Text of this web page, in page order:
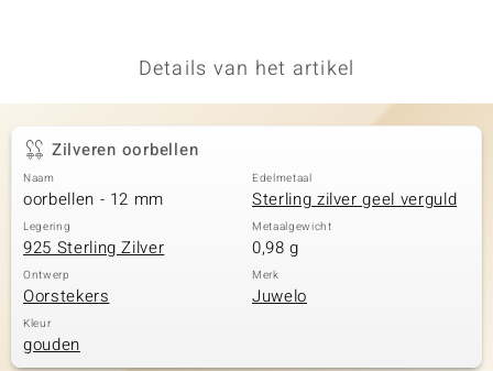
Details van het artikel
Zilveren oorbellen
Naam
oorbellen - 12 mm
Edelmetaal
Sterling zilver geel verguld
Legering
925 Sterling Zilver
Metaalgewicht
0,98 g
Ontwerp
Oorstekers
Merk
Juwelo
Kleur
gouden